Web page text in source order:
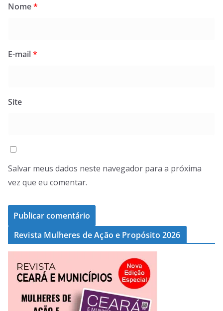
Nome*
E-mail*
Site
Salvar meus dados neste navegador para a próxima
vez que eu comentar.
Revista Mulheres de Ação e Propósito 2026